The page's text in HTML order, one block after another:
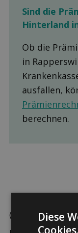
Sind die
Hinterland
Ob die
in
ausfallen,
berechnen.
Diese
Cookies.